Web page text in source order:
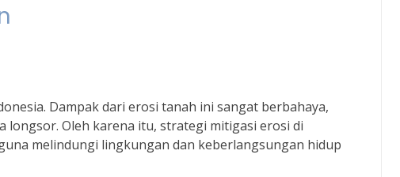
Dampak dari erosi tanah ini sangat berbahaya,
Oleh karena itu, strategi mitigasi erosi di
melindungi lingkungan dan keberlangsungan hidup